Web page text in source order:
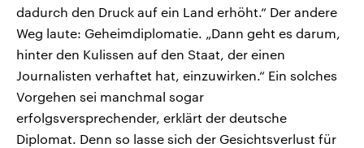
dadurch den Druck auf ein Land erhöht.“ Der andere
Weg laute: Geheimdiplomatie. „Dann geht es darum,
hinter den Kulissen auf den Staat, der einen
Journalisten verhaftet hat, einzuwirken.“ Ein solches
Vorgehen sei manchmal sogar
erfolgsversprechender, erklärt der deutsche
Diplomat. Denn so lasse sich der Gesichtsverlust für